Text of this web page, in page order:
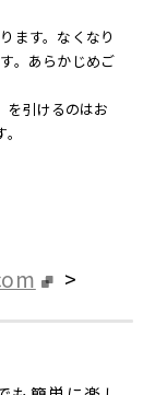
ます。なくなり
。あらかじめご
引けるのはお
>